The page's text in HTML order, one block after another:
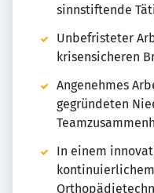
sinnstiftende
Unbefristeter
krisensicheren
Angenehmes
gegründeten
In einem